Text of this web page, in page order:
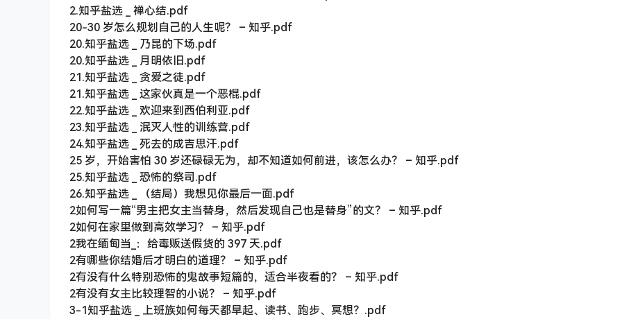
2.知乎盐选 _ 禅心结.pdf
20-30 岁怎么规划自己的人生呢？ – 知乎.pdf
20.知乎盐选 _ 乃昆的下场.pdf
20.知乎盐选 _ 月明依旧.pdf
21.知乎盐选 _ 贪爱之徒.pdf
21.知乎盐选 _ 这家伙真是一个恶棍.pdf
22.知乎盐选 _ 欢迎来到西伯利亚.pdf
23.知乎盐选 _ 泯灭人性的训练营.pdf
24.知乎盐选 _ 死去的成吉思汗.pdf
25 岁，开始害怕 30 岁还碌碌无为，却不知道如何前进，该怎么办？ – 知乎.pdf
25.知乎盐选 _ 恐怖的祭司.pdf
26.知乎盐选 _ （结局）我想见你最后一面.pdf
2如何写一篇“男主把女主当替身，然后发现自己也是替身”的文？ – 知乎.pdf
2如何在家里做到高效学习？ – 知乎.pdf
2我在缅甸当_：给毒贩送假货的 397 天.pdf
2有哪些你结婚后才明白的道理？ – 知乎.pdf
2有没有什么特别恐怖的鬼故事短篇的，适合半夜看的？ – 知乎.pdf
2有没有女主比较理智的小说？ – 知乎.pdf
3-1知乎盐选 _ 上班族如何每天都早起、读书、跑步、冥想？.pdf